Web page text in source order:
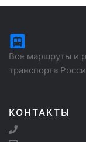
Все маршруты и
транспорта
КОНТАКТЫ